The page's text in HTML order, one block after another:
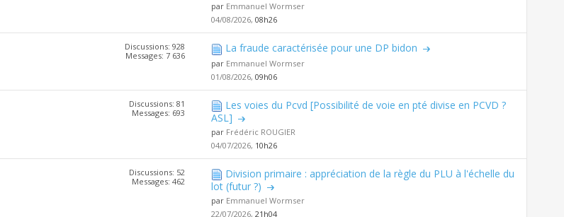
par Emmanuel Wormser
04/08/2026,08h26
Discussions: 928
Messages: 7 636
La fraude caractérisée pour une DP bidon
par Emmanuel Wormser
01/08/2026,09h06
Discussions: 81
Messages: 693
Les voies du Pcvd [Possibilité de voie en pté divise en PCVD ?
ASL]
par Frédéric ROUGIER
04/07/2026, 10h26
Discussions: 52
Messages: 462
Division primaire : appréciation de la règle du PLU à l'échelle du
lot (futur ?)
par Emmanuel Wormser
22/07/2026,21h04